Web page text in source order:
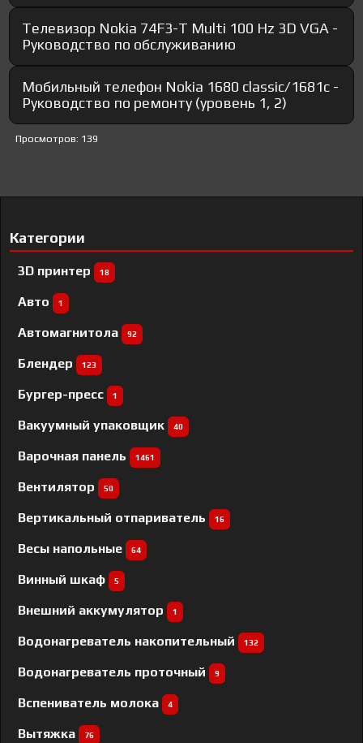
Телевизор Nokia 74F3-T Multi 100 Hz 3D VGA -
Руководство по обслуживанию
Мобильный телефон Nokia 1680 classic/1681c -
Руководство по ремонту (уровень 1, 2)
Просмотров: 139
Категории
3D принтер 18
Авто 1
Автомагнитола 92
Блендер 123
Бургер-пресс 1
Вакуумный упаковщик 40
Варочная панель 1461
Вентилятор 50
Вертикальный отпариватель 16
Весы напольные 64
Винный шкаф 5
Внешний аккумулятор 1
Водонагреватель накопительный 132
Водонагреватель проточный 9
Вспениватель молока 4
Вытяжка 76